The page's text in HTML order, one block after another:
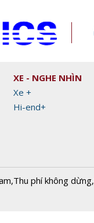
XE - NGHE NHÌN
Xe +
Hi-end+
,Thu phí không dừng,